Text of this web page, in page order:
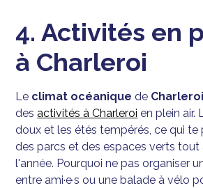
4. Activités en
à Charleroi
Le climat océanique de Charleroi
desactivités à Charleroi en plein air.
doux et les étés tempérés, ce qui
des parcs et des espaces verts tout
l'année. Pourquoi ne pas organiser
entre ami·e·s ou une balade à vélo